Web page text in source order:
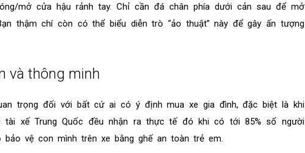
mở cửa hậu rảnh tay. Chỉ cần đá chân phía dưới cản sau để mở
thậm chí còn có thể biểu diễn trò “ảo thuật” này để gây ấn tượng
và thông minh
trọng đối với bất cứ ai có ý định mua xe gia đình, đặc biệt là khi
xế Trung Quốc đều nhận ra thực tế đó khi có tới 85% số người
vệ con mình trên xe bằng ghế an toàn trẻ em.